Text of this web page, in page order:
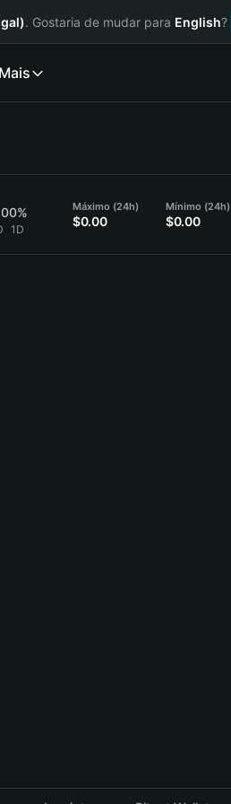
. Gostaria de mudar para English?
Mais
1D
Máximo (24h)
$0.00
Mínimo (24h)
$0.00